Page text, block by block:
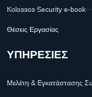
Kolossos Security e-book
Θέσεις Εργασίας
ΥΠΗΡΕΣΙΕΣ
Μελέτη & Εγκατάστασης